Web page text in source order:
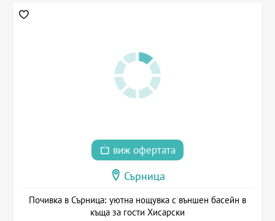
виж офертата
Сърница
Почивка в Сърница: уютна нощувка с външен басейн в
къща за гости Хисарски